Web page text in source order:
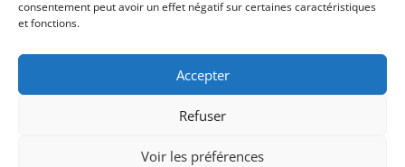
consentement peut avoir un effet négatif sur certaines caractéristiques
et fonctions.
Accepter
Refuser
Voir les préférences
Argenteuil
bienvenue@ruedubambou.com
Du lundi au samedi